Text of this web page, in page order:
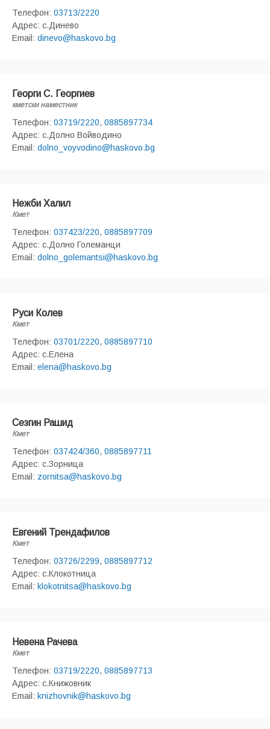
Телефон: 03713/2220
Адрес: с.Динево
Email: dinevo@haskovo.bg
Георги С. Георгиев
кметски наместник
Телефон: 03719/2220, 0885897734
Адрес: с.Долно Войводино
Email: dolno_voyvodino@haskovo.bg
Нежби Халил
Кмет
Телефон: 037423/220, 0885897709
Адрес: с.Долно Големанци
Email: dolno_golemantsi@haskovo.bg
Руси Колев
Кмет
Телефон: 03701/2220, 0885897710
Адрес: с.Елена
Email: elena@haskovo.bg
Сезгин Рашид
Кмет
Телефон: 037424/360, 0885897711
Адрес: с.Зорница
Email: zornitsa@haskovo.bg
Евгений Трендафилов
Кмет
Телефон: 03726/2299, 0885897712
Адрес: с.Клокотница
Email: klokotnitsa@haskovo.bg
Невена Рачева
Кмет
Телефон: 03719/2220, 0885897713
Адрес: с.Книжовник
Email: knizhovnik@haskovo.bg